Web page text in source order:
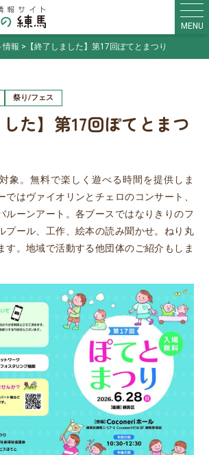
MENU
情報 【終了しました】第17回ぽてとまつり
祭り/フェス
した】第17回ぽてとまつ
象。無料で楽しく遊べる時間を提供しま
はヴァイオリンとチェロのコンサート、
ルーンアート。各ブースではなりきりのフ
プール、工作、絵本の読み聞かせ。ねり丸
す。地域で活動する他団体のご紹介もしま